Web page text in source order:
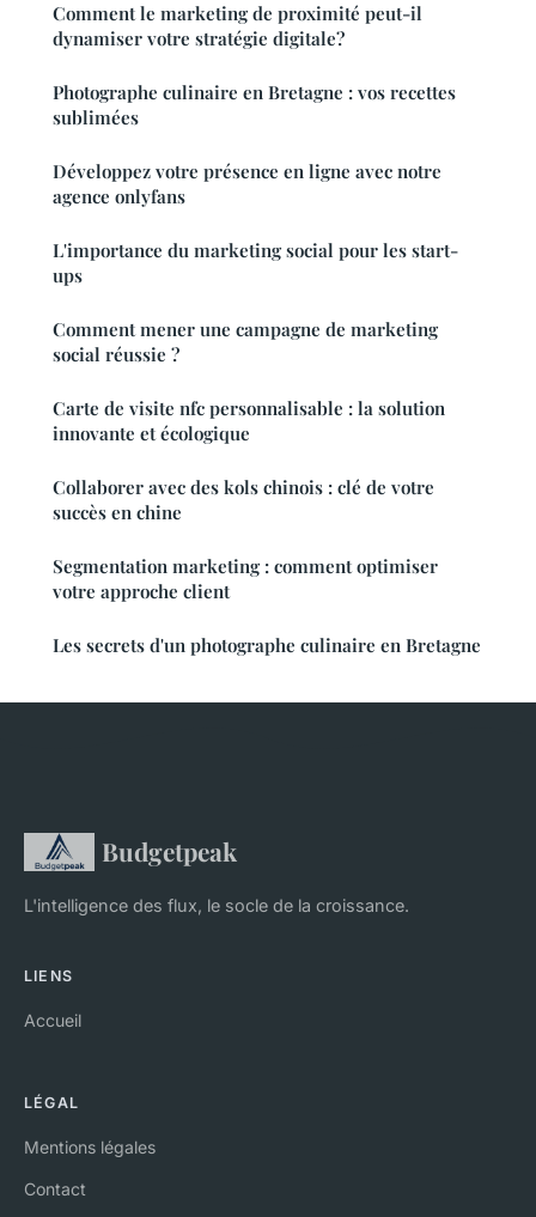
Comment le marketing de proximité peut-il
dynamiser votre stratégie digitale?
Photographe culinaire en Bretagne : vos recettes
sublimées
Développez votre présence en ligne avec notre
agence onlyfans
L'importance du marketing social pour les start-
ups
Comment mener une campagne de marketing
social réussie ?
Carte de visite nfc personnalisable : la solution
innovante et écologique
Collaborer avec des kols chinois : clé de votre
succès en chine
Segmentation marketing : comment optimiser
votre approche client
Les secrets d'un photographe culinaire en Bretagne
Budgetpeak
L'intelligence des flux, le socle de la croissance.
LIENS
Accueil
LÉGAL
Mentions légales
Contact